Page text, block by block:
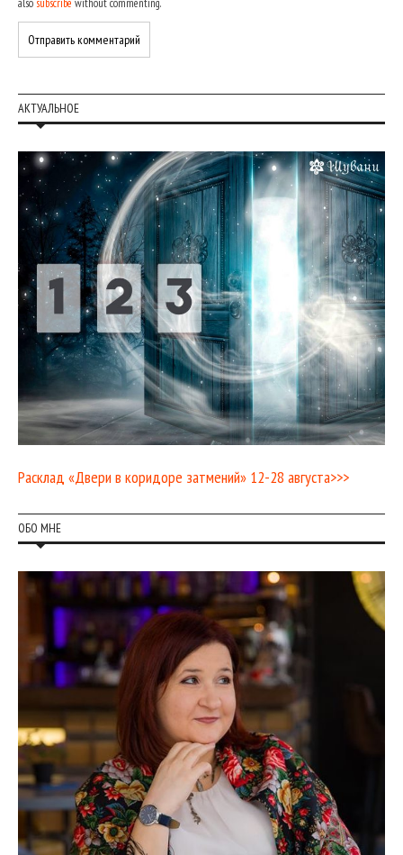
also subscribe without commenting.
АКТУАЛЬНОЕ
Расклад «Двери в коридоре затмений» 12-28 августа>>>
ОБО МНЕ